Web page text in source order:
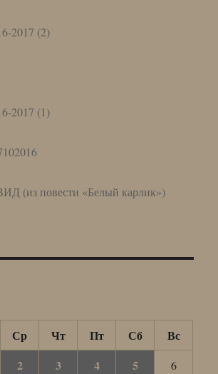
2017 (2)
2017 (1)
(из повести «Белый карлик»)
Ср Чт Пт Сб
Вс
2 3 4 5 6